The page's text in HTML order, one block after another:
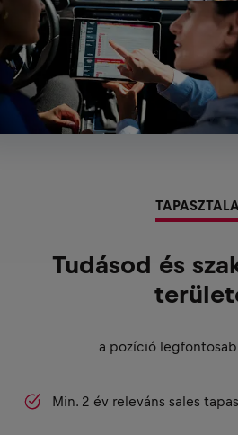
Tudásod és
a pozíció
Min. 2 év releváns sales